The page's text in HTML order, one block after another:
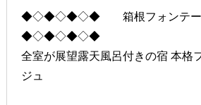
◆◇◆◇◆◇◆ 箱根フォンテー
◆◇◆◇◆◇◆
全室が展望露天風呂付きの宿 本格
ジュ